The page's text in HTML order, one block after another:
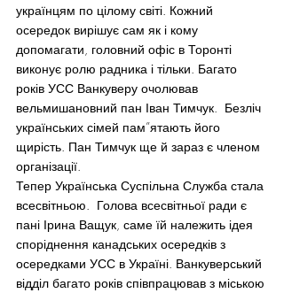
українцям по цілому світі. Кожний
осередок вирішує сам як і кому
допомагати, головний офіс в Торонті
виконує ролю радника і тільки. Багато
років УСС Ванкуверу очолював
вельмишановний пан Іван Тимчук.  Безліч
українських сімей пам”ятають його
щирість. Пан Тимчук ще й зараз є членом
організації.
Тепер Українська Суспільна Служба стала
всесвітньою.  Голова всесвітньої ради є
пані Ірина Ващук, саме їй належить ідея
споріднення канадських осередків з
осередками УСС в Україні. Ванкуверський
відділ багато років співпрацював з міською